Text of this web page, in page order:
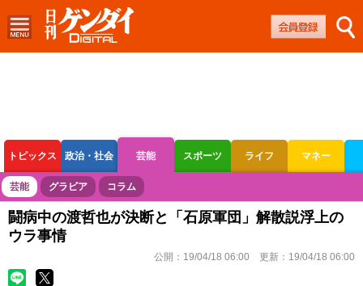
トピックス 政治・社会 芸能 スポーツ ライフ マネー
ボートレース 競輪 オートレース
芸能 グラビア コラム
闘病中の渡哲也が決断と「石原軍団」解散説浮上の
ウラ事情
公開： 19/04/18 06:00 更新： 19/04/18 06:00